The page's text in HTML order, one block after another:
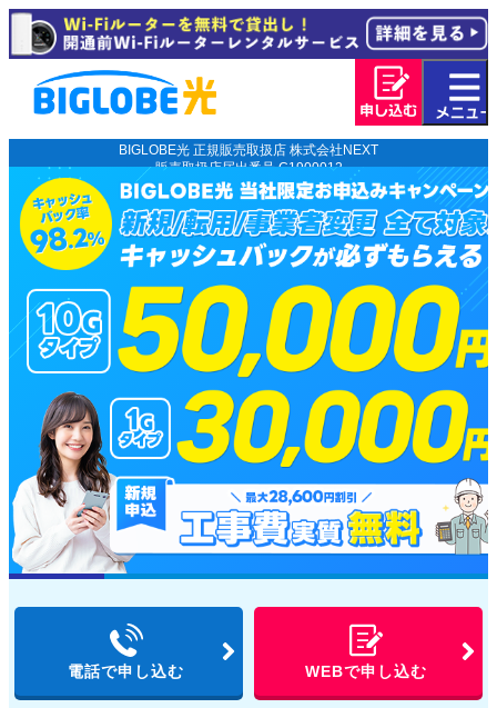
BIGLOBE光 正規販売取扱店 株式会社NEXT
販売取扱店届出番号 C1900012
電話で申し込む WEBで申し込む